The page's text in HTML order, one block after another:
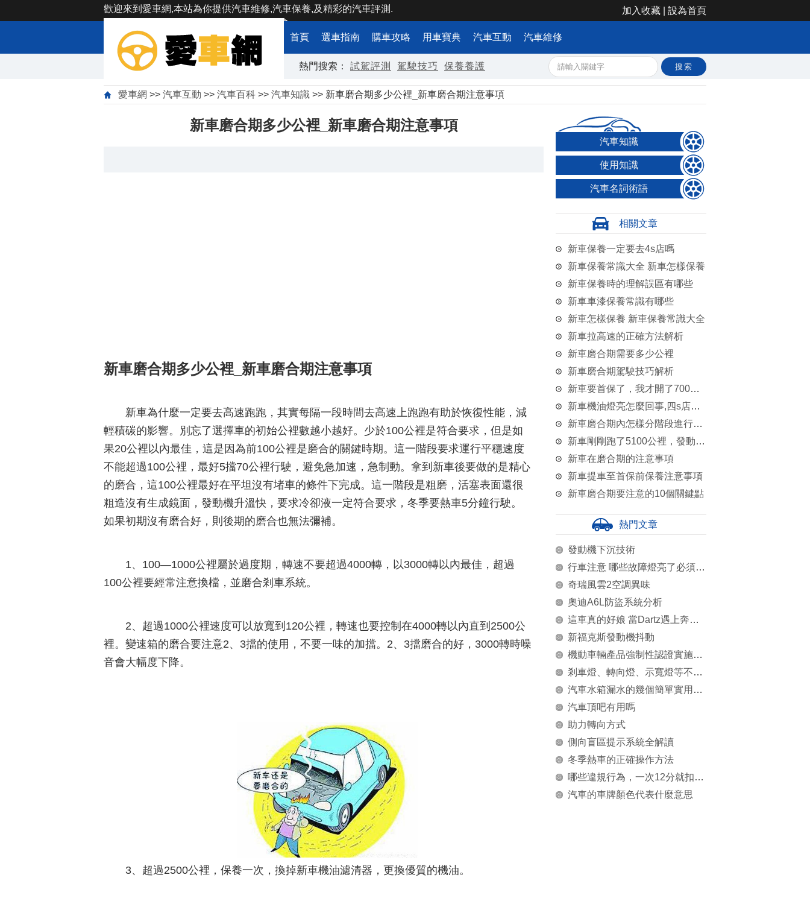
歡迎來到愛車網,本站為你提供汽車維修,汽車保養,及精彩的汽車評測. 加入收藏 設為首頁
首頁 選車指南 購車攻略 用車寶典 汽車互動 汽車維修
熱門搜索： 試駕評測 駕駛技巧 保養養護
愛車網 >> 汽車互動 >> 汽車百科 >> 汽車知識 >> 新車磨合期多少公裡_新車磨合期注意事項
新車磨合期多少公裡_新車磨合期注意事項
新車磨合期多少公裡_新車磨合期注意事項
新車為什麼一定要去高速跑跑，其實每隔一段時間去高速上跑跑有助於恢復性能，減
輕積碳的影響。別忘了選擇車的初始公裡數越小越好。少於100公裡是符合要求，但是如
果20公裡以內最佳，這是因為前100公裡是磨合的關鍵時期。這一階段要求運行平穩速度
不能超過100公裡，最好5擋70公裡行駛，避免急加速，急制動。拿到新車後要做的是精心
的磨合，這100公裡最好在平坦沒有堵車的條件下完成。這一階段是粗磨，活塞表面還很
粗造沒有生成鏡面，發動機升溫快，要求冷卻液一定符合要求，冬季要熱車5分鐘行駛。
如果初期沒有磨合好，則後期的磨合也無法彌補。
1、100—1000公裡屬於過度期，轉速不要超過4000轉，以3000轉以內最佳，超過
100公裡要經常注意換檔，並磨合剎車系統。
2、超過1000公裡速度可以放寬到120公裡，轉速也要控制在4000轉以內直到2500公
裡。變速箱的磨合要注意2、3擋的使用，不要一味的加擋。2、3擋磨合的好，3000轉時噪
音會大幅度下降。
3、超過2500公裡，保養一次，換掉新車機油濾清器，更換優質的機油。
汽車知識
使用知識
汽車名詞術語
相關文章
新車保養一定要去4s店嗎
新車保養常識大全 新車怎樣保養
新車保養時的理解誤區有哪些
新車車漆保養常識有哪些
新車怎樣保養 新車保養常識大全
新車拉高速的正確方法解析
新車磨合期需要多少公裡
新車磨合期駕駛技巧解析
新車要首保了，我才開了700公裡，能不能可以延長首保時間嗎
新車機油燈亮怎麼回事,四s店說是要保養了
新車磨合期內怎樣分階段進行保養
新車剛剛跑了5100公裡，發動機漏油可以要求換車嗎？
新車在磨合期的注意事項
新車提車至首保前保養注意事項
新車磨合期要注意的10個關鍵點
熱門文章
發動機下沉技術
行車注意 哪些故障燈亮了必須高度重視
奇瑞風雲2空調異味
奧迪A6L防盜系統分析
這車真的好娘 當Dartz遇上奔馳G63 AMG
新福克斯發動機抖動
機動車輛產品強制性認證實施規則（汽車座椅及座椅頭枕產品）
剎車燈、轉向燈、示寬燈等不同車燈的概念
汽車水箱漏水的幾個簡單實用的維修技巧
汽車頂吧有用嗎
助力轉向方式
側向盲區提示系統全解讀
冬季熱車的正確操作方法
哪些違規行為，一次12分就扣沒了，汽車快修加盟告訴您
汽車的車牌顏色代表什麼意思